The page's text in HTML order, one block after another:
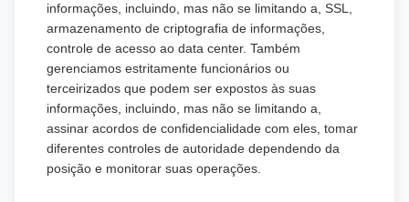
informações, incluindo, mas não se limitando a, SSL,
armazenamento de criptografia de informações,
controle de acesso ao data center. Também
gerenciamos estritamente funcionários ou
terceirizados que podem ser expostos às suas
informações, incluindo, mas não se limitando a,
assinar acordos de confidencialidade com eles, tomar
diferentes controles de autoridade dependendo da
posição e monitorar suas operações.